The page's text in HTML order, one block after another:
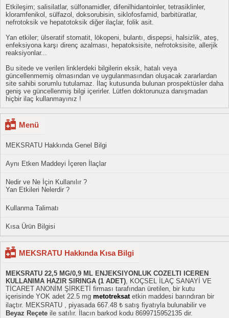
Etkileşim; salisilatlar, sülfonamidler, difenilhidantoinler, tetrasiklinler,
kloramfenikol, sülfazol, doksorubisin, siklofosfamid, barbitüratlar,
nefrotoksik ve hepatotoksik diğer ilaçlar, folik asit.
Yan etkiler; ülseratif stomatit, lökopeni, bulantı, dispepsi, halsizlik, ateş,
enfeksiyona karşı direnç azalması, hepatoksisite, nefrotoksisite, allerjik
reaksiyonlar...
Bu sitede ve verilen linklerdeki bilgilerin eksik, hatalı veya
güncellenmemiş olmasından ve uygulanmasından oluşacak zararlardan
site sahibi sorumlu tutulamaz. İlaç kutusunda bulunan prospektüsler daha
geniş ve güncellenmiş bilgi içerirler. Lütfen doktorunuza danışmadan
hiçbir ilaç kullanmayınız !
Menü
MEKSRATU Hakkında Genel Bilgi
Aynı Etken Maddeyi İçeren İlaçlar
Nedir ve Ne İçin Kullanılır ?
Yan Etkileri Nelerdir ?
Kullanma Talimatı
Kısa Ürün Bilgisi
MEKSRATU Hakkında Kısa Bilgi
MEKSRATU 22,5 MG/0,9 ML ENJEKSIYONLUK COZELTI ICEREN
KULLANIMA HAZIR SIRINGA (1 ADET), KOÇSEL İLAÇ SANAYİ VE
TİCARET ANONİM ŞİRKETİ firması tarafından üretilen, bir kutu
içerisinde YOK adet 22.5 mg metotreksatetkin maddesi barındıran bir
ilaçtır. MEKSRATU , piyasada 667.48 ₺ satış fiyatıyla bulunabilir ve
Beyaz Reçete ile satılır. İlacın barkod kodu 8699715952135 dir.